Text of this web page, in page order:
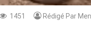
1451 Rédigé Par